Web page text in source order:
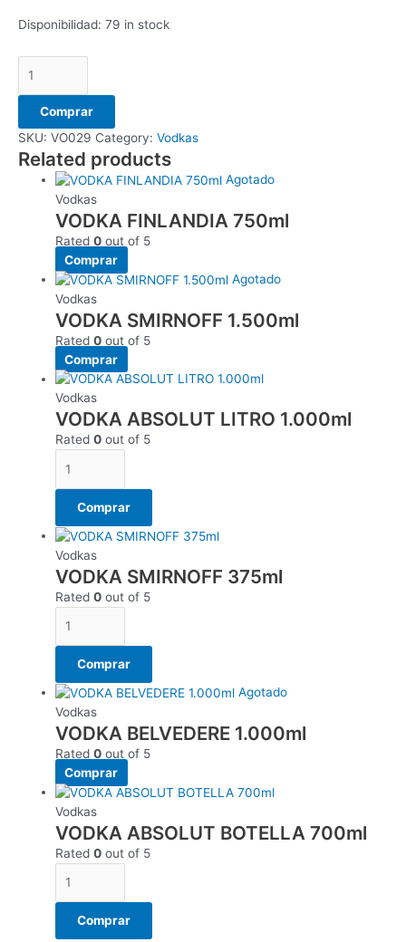
Disponibilidad: 79 in stock
Comprar
SKU: VO029 Category: Vodkas
Related products
Agotado
Vodkas
VODKA FINLANDIA 750ml
Rated0 out of 5
Comprar
Agotado
Vodkas
VODKA SMIRNOFF 1.500ml
Rated0 out of 5
Comprar
Vodkas
VODKA ABSOLUT LITRO 1.000ml
Rated0 out of 5
Comprar
Vodkas
VODKA SMIRNOFF 375ml
Rated0 out of 5
Comprar
Agotado
Vodkas
VODKA BELVEDERE 1.000ml
Rated0 out of 5
Comprar
Vodkas
VODKA ABSOLUT BOTELLA 700ml
Rated0 out of 5
Comprar